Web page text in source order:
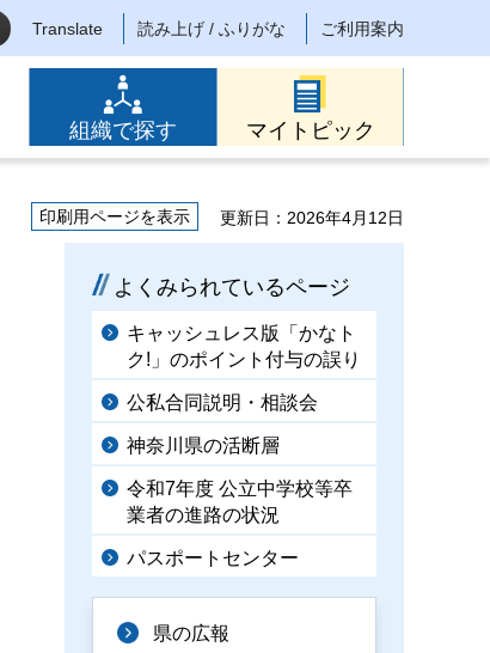
Translate 読み上げ / ふりがな ご利用案内
組織で探す マイトピック
印刷用ページを表示
更新日：2026年4月12日
よくみられているページ
キャッシュレス版「かなト
ク!」のポイント付与の誤り
公私合同説明・相談会
神奈川県の活断層
令和7年度 公立中学校等卒
業者の進路の状況
パスポートセンター
県の広報